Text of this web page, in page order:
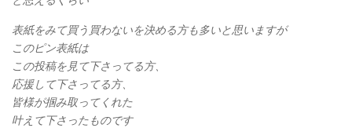
表紙をみて買う買わないを決める方も多いと思いますが
このピン表紙は
この投稿を見て下さってる方、
応援して下さってる方、
皆様が掴み取ってくれた
叶えて下さったものです